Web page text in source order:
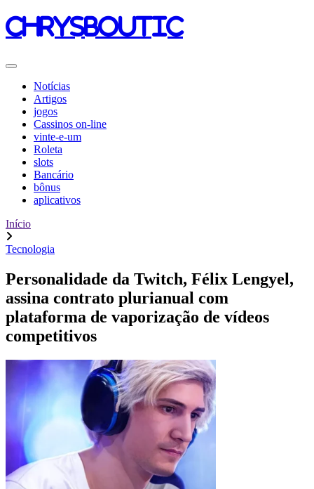
chrysboutic
Notícias
Artigos
jogos
Cassinos on-line
vinte-e-um
Roleta
slots
Bancário
bônus
aplicativos
Início
Tecnologia
Personalidade da Twitch, Félix Lengyel,
assina contrato plurianual com
plataforma de vaporização de vídeos
competitivos